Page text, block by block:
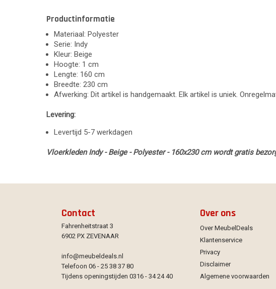
Productinformatie
Materiaal: Polyester
Serie: Indy
Kleur: Beige
Hoogte: 1 cm
Lengte: 160 cm
Breedte: 230 cm
Afwerking: Dit artikel is handgemaakt. Elk artikel is uniek.
Levering:
Levertijd 5-7 werkdagen
Vloerkleden Indy - Beige - Polyester - 160x230 cm wordt gratis
Contact
Fahrenheitstraat 3
6902 PX ZEVENAAR
info@meubeldeals.nl
Telefoon 06 - 25 38 37 80
Tijdens openingstijden 0316 - 34 24 40
Over ons
Over MeubelDeals
Klantenservice
Privacy
Disclaimer
Algemene voorwaarden